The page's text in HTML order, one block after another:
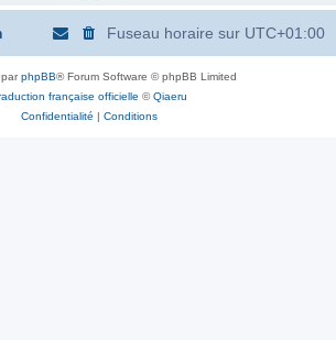
c
Fuseau horaire sur UTC+01:00
parphpBB® Forum Software © phpBB Limited
française officielle ©Qiaeru
Confidentialité | Conditions